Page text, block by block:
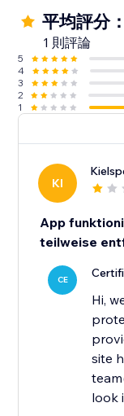
平均評分
1 則評論
5
4
3
2
1
KI
App
teilweise
CE
Hi,
site
look